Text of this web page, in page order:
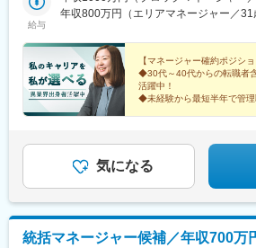
社宅提供◆全国募集◆四国・東北・関西
中◆入社半年は東京・神奈川・埼玉⇒養
成期間中の勤務地》東京、神奈川、埼
元マネージャーコース】☆地元採用・
ャリアチェンジによる昇格可能◆勤務地
覧』を参照ください└湘南・川越・香川
青森・多摩川に新規オープン！＝施設
関東／茨城、栃木、群馬、埼玉、東京
潟■関西／兵庫■東海／静岡、愛知■中国
州・沖縄／福岡、佐賀☆養成期間は最寄
給与
年収800万円（エリアマネージャー／31
【マネージャー確約ポジショ
◆30代～40代からの転職者
活躍中！
◆未経験から最短半年で管理
そんなあなたを、私たちは歓
気になる
統括マネージャー候補／年収700万